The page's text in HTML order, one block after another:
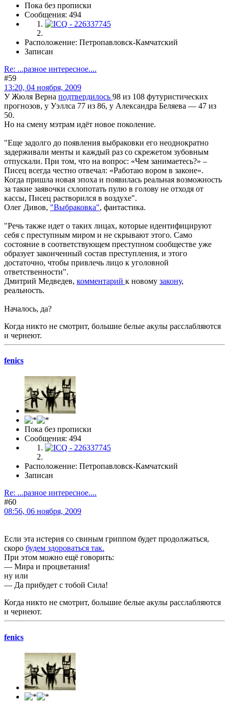
Пока без прописки
Сообщения: 494
Расположение: Петропавловск-Камчатский
Записан
Re: ...разное интересное....
#59
13:20, 04 ноября, 2009
У Жюля Верна подтвердилось 98 из 108 футуристических
прогнозов, у Уэллса 77 из 86, у Александра Беляева — 47 из
50.
Но на смену мэтрам идёт новое поколение.
"Еще задолго до появления выбраковки его неоднократно
задерживали менты и каждый раз со скрежетом зубовным
отпускали. При том, что на вопрос: «Чем занимаетесь?» –
Писец всегда честно отвечал: «Работаю вором в законе».
Когда пришла новая эпоха и появилась реальная возможность
за такие заявочки схлопотать пулю в голову не отходя от
кассы, Писец растворился в воздухе".
Олег Дивов, "Выбраковка", фантастика.
"Речь также идет о таких лицах, которые идентифицируют
себя с преступным миром и не скрывают этого. Само
состояние в соответствующем преступном сообществе уже
образует законченный состав преступления, и этого
достаточно, чтобы привлечь лицо к уголовной
ответственности".
Дмитрий Медведев, комментарий к новому закону,
реальность.
Началось, да?
Когда никто не смотрит, большие белые акулы расслабляются
и чернеют.
fenics
Пока без прописки
Сообщения: 494
Расположение: Петропавловск-Камчатский
Записан
Re: ...разное интересное....
#60
08:56, 06 ноября, 2009
Если эта истерия со свиным гриппом будет продолжаться,
скоро будем здороваться так.
При этом можно ещё говорить:
— Мира и процветания!
ну или
— Да прибудет с тобой Сила!
Когда никто не смотрит, большие белые акулы расслабляются
и чернеют.
fenics